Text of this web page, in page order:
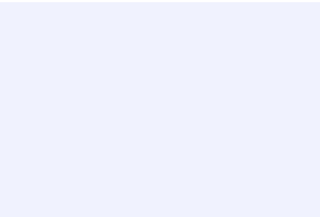
Wat betreft de vrijetijdsplannen,